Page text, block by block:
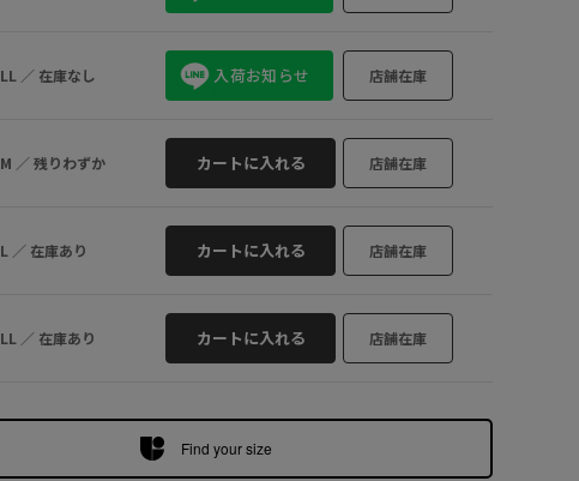
LL ／ 在庫なし 入荷お知らせ 店舗在庫
M ／残りわずか カートに入れる 店舗在庫
L ／ 在庫あり カートに入れる 店舗在庫
LL ／ 在庫あり カートに入れる 店舗在庫
Find your size